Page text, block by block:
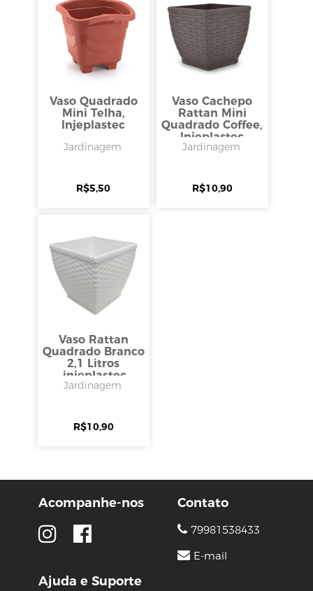
Vaso Quadrado
Mini Telha,
Injeplastec
Jardinagem
R$5,50
Vaso Cachepo
Rattan Mini
Quadrado Coffee,
Injeplastec
Jardinagem
R$10,90
Vaso Rattan
Quadrado Branco
2,1 Litros
,injeplastec
Jardinagem
R$10,90
Acompanhe-nos
Ajuda e Suporte
Contato
79981538433
E-mail